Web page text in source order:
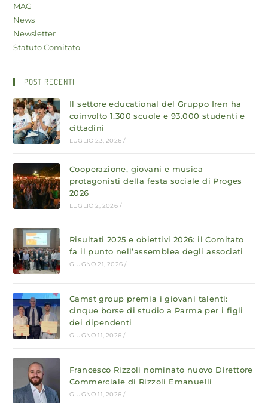
MAG
News
Newsletter
Statuto Comitato
POST RECENTI
Il settore educational del Gruppo Iren ha
coinvolto 1.300 scuole e 93.000 studenti e
cittadini
LUGLIO 23, 2026 /
Cooperazione, giovani e musica
protagonisti della festa sociale di Proges
2026
LUGLIO 2, 2026 /
Risultati 2025 e obiettivi 2026: il Comitato
fa il punto nell’assemblea degli associati
GIUGNO 21, 2026 /
Camst group premia i giovani talenti:
cinque borse di studio a Parma per i figli
dei dipendenti
GIUGNO 11, 2026 /
Francesco Rizzoli nominato nuovo Direttore
Commerciale di Rizzoli Emanuelli
GIUGNO 11, 2026 /